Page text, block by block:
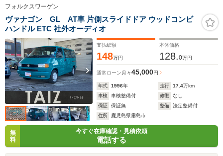
フォルクスワーゲン
ヴァナゴン GL AT車 片側スライドドア ウッドコンビ
ハンドル ETC 社外オーディオ
支払総額
148万円
本体価格
128.0万円
通常ローン 月々45,000円
年式 1996年 走行 17.4万km
車検
車検整備付 修復
なし
保証
保証無 整備
法定整備付
住所
鹿児島県霧島市
無
料
今すぐ在庫確認・見積依頼
電話する